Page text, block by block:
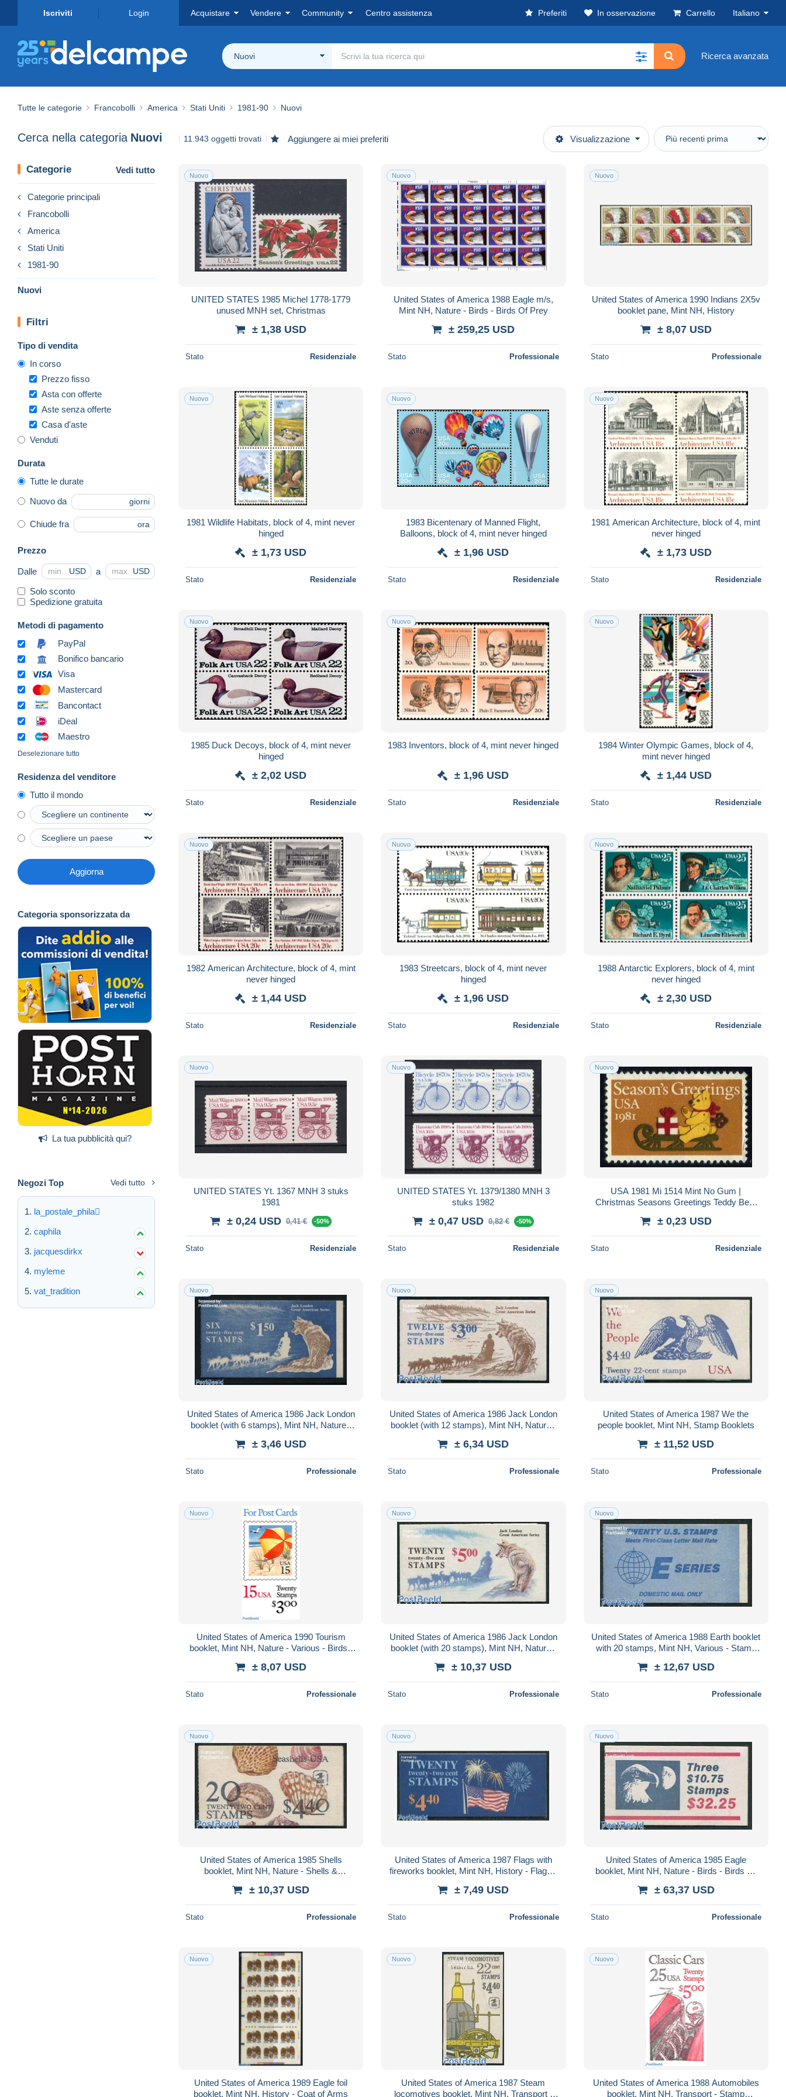
Iscriviti Login Acquistare Vendere Community Centro assistenza Preferiti In osservazione Carrello Italiano
Nuovi Ricerca avanzata
Tutte le categorie Francobolli America Stati Uniti 1981-90 Nuovi
Cerca nella categoria Nuovi 11.943 oggetti trovati Aggiungere ai miei preferiti Visualizzazione
Categorie Vedi tutto
Categorie principali
Francobolli
America
Stati Uniti
1981-90
Nuovi
Filtri
Tipo di vendita
In corso
Prezzo fisso
Asta con offerte
Aste senza offerte
Casa d'aste
Venduti
Durata
Tutte le durate
Nuovo da giorni
Chiude fra ora
Prezzo
Dalle USD a USD
Solo sconto
Spedizione gratuita
Metodi di pagamento
PayPal
Bonifico bancario
Visa
Mastercard
Bancontact
iDeal
Maestro
Deselezionare tutto
Residenza del venditore
Tutto il mondo
Aggiorna
Categoria sponsorizzata da
La tua pubblicità qui?
Negozi Top Vedi tutto
la_postale_phila
caphila
jacquesdirkx
myleme
vat_tradition
Nuovo
UNITED STATES 1985 Michel 1778-1779
unused MNH set, Christmas
± 1,38 USD
Stato Residenziale
Nuovo
United States of America 1988 Eagle m/s,
Mint NH, Nature - Birds - Birds Of Prey
± 259,25 USD
Stato Professionale
Nuovo
United States of America 1990 Indians 2X5v
booklet pane, Mint NH, History
± 8,07 USD
Stato Professionale
Nuovo
1981 Wildlife Habitats, block of 4, mint never
hinged
± 1,73 USD
Stato Residenziale
Nuovo
1983 Bicentenary of Manned Flight,
Balloons, block of 4, mint never hinged
± 1,96 USD
Stato Residenziale
Nuovo
1981 American Architecture, block of 4, mint
never hinged
± 1,73 USD
Stato Residenziale
Nuovo
1985 Duck Decoys, block of 4, mint never
hinged
± 2,02 USD
Stato Residenziale
Nuovo
1983 Inventors, block of 4, mint never hinged
± 1,96 USD
Stato Residenziale
Nuovo
1984 Winter Olympic Games, block of 4,
mint never hinged
± 1,44 USD
Stato Residenziale
Nuovo
1982 American Architecture, block of 4, mint
never hinged
± 1,44 USD
Stato Residenziale
Nuovo
1983 Streetcars, block of 4, mint never
hinged
± 1,96 USD
Stato Residenziale
Nuovo
1988 Antarctic Explorers, block of 4, mint
never hinged
± 2,30 USD
Stato Residenziale
Nuovo
UNITED STATES Yt. 1367 MNH 3 stuks
1981
± 0,24 USD 0,41 € -50%
Stato Residenziale
Nuovo
UNITED STATES Yt. 1379/1380 MNH 3
stuks 1982
± 0,47 USD 0,82 € -50%
Stato Residenziale
Nuovo
USA 1981 Mi 1514 Mint No Gum |
Christmas Seasons Greetings Teddy Bear
1917
± 0,23 USD
Stato Residenziale
Nuovo
United States of America 1986 Jack London
booklet (with 6 stamps), Mint NH, Nature -
± 3,46 USD
Stato Professionale
Nuovo
United States of America 1986 Jack London
booklet (with 12 stamps), Mint NH, Nature -
± 6,34 USD
Stato Professionale
Nuovo
United States of America 1987 We the
people booklet, Mint NH, Stamp Booklets
± 11,52 USD
Stato Professionale
Nuovo
United States of America 1990 Tourism
booklet, Mint NH, Nature - Various - Birds -
± 8,07 USD
Stato Professionale
Nuovo
United States of America 1986 Jack London
booklet (with 20 stamps), Mint NH, Nature -
± 10,37 USD
Stato Professionale
Nuovo
United States of America 1988 Earth booklet
with 20 stamps, Mint NH, Various - Stamp
± 12,67 USD
Stato Professionale
Nuovo
United States of America 1985 Shells
booklet, Mint NH, Nature - Shells &
± 10,37 USD
Stato Professionale
Nuovo
United States of America 1987 Flags with
fireworks booklet, Mint NH, History - Flags -
± 7,49 USD
Stato Professionale
Nuovo
United States of America 1985 Eagle
booklet, Mint NH, Nature - Birds - Birds Of
± 63,37 USD
Stato Professionale
Nuovo
United States of America 1989 Eagle foil
booklet, Mint NH, History - Coat of Arms
Nuovo
United States of America 1987 Steam
locomotives booklet, Mint NH, Transport -
Nuovo
United States of America 1988 Automobiles
booklet, Mint NH, Transport - Stamp